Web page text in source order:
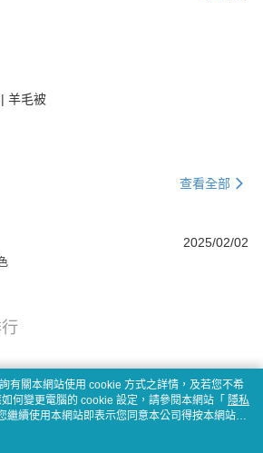
羊毛被
查看全部
2025/02/02
有關本網站使用 cookie 方式之詳情，及若您不希
何變更電腦的 cookie 設定，請參閱本網站「 隱私
繼續使用本網站即表示您同意本公司得按本網站使
。